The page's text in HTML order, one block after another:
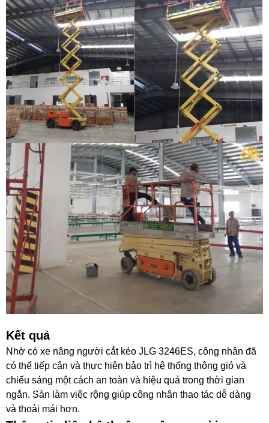
Kết quả
Nhờ có xe nâng người cắt kéo JLG 3246ES, công nhân đã
có thể tiếp cận và thực hiện bảo trì hệ thống thông gió và
chiếu sáng một cách an toàn và hiệu quả trong thời gian
ngắn. Sàn làm việc rộng giúp công nhân thao tác dễ dàng
và thoải mái hơn.